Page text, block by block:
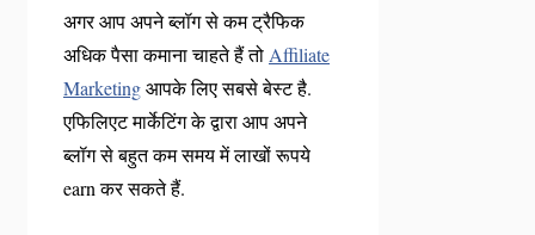
अगर आप अपने ब्लॉग से कम ट्रैफिक
अधिक पैसा कमाना चाहते हैं तो Affiliate
Marketingआपके लिए सबसे बेस्ट है.
एफिलिएट मार्केटिंग के द्वारा आप अपने
ब्लॉग से बहुत कम समय में लाखों रूपये
earn कर सकते हैं.